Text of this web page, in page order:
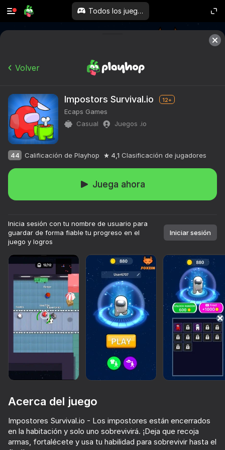
Todos los juegos
Más de 10,000 juegos.
Todos gratis. Todos tuyos.
Escape del Láser You Imposter Among Us 3D
52
Crazy Steve.io
70
Kick The
49
Volver
Impostors Survival.io 12+
Ecaps Games
Casual
Juegos .io
44 Calificación de Playhop 4,1 Clasificación de jugadores
Juega ahora
Inicia sesión con tu nombre de usuario para
guardar de forma fiable tu progreso en el
juego y logros
Iniciar sesión
Acerca del juego
Impostores Survival.io - Los impostores están encerrados
en la habitación y solo uno sobrevivirá. ¡Deja que recoja
armas, fortalécete y usa tu habilidad para sobrevivir hasta el